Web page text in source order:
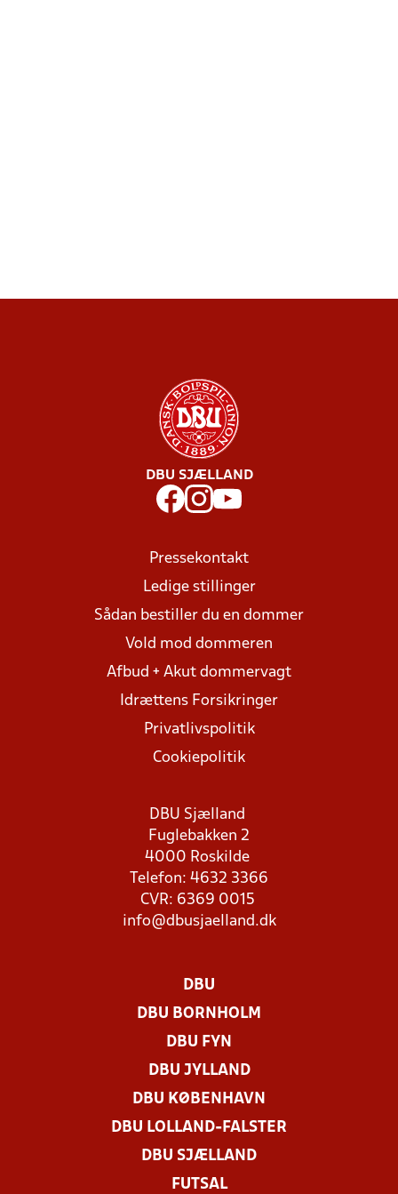
DBU SJÆLLAND
Pressekontakt
Ledige stillinger
Sådan bestiller du en dommer
Vold mod dommeren
Afbud + Akut dommervagt
Idrættens Forsikringer
Privatlivspolitik
Cookiepolitik
DBU Sjælland
Fuglebakken 2
4000 Roskilde
Telefon: 4632 3366
CVR: 6369 0015
info@dbusjaelland.dk
DBU
DBU BORNHOLM
DBU FYN
DBU JYLLAND
DBU KØBENHAVN
DBU LOLLAND-FALSTER
DBU SJÆLLAND
FUTSAL